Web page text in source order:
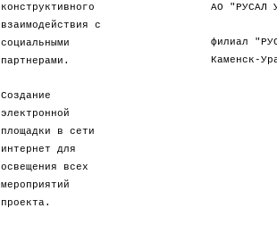
конструктивного
взаимодействия с
социальными
партнерами.
Создание
электронной
площадки в сети
интернет для
освещения всех
мероприятий
проекта.
АО "РУСАЛ
филиал
Каменск-